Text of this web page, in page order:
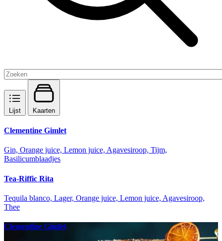
Lijst Kaarten
Clementine Gimlet
Gin, Orange juice, Lemon juice, Agavesiroop, Tijm,
Basilicumblaadjes
Tea-Riffic Rita
Tequila blanco, Lager, Orange juice, Lemon juice, Agavesiroop,
Thee
Clementine Gimlet